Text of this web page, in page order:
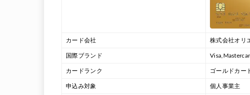
カード会社 株式会社オリ
国際ブランド
カードランク ゴールドカー
申込み対象 個人事業主